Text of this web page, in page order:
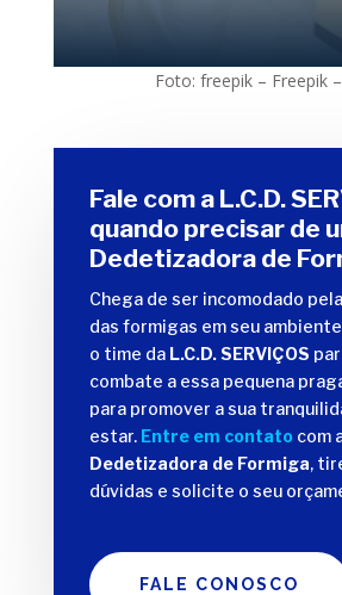
Fale com a L.C.D.
quando precisar de
Dedetizadora de
Chega de ser incomodado
das formigas em seu
o time daL.C.D. SERVIÇOS
combate a essa pequena
para promover a sua
estar.Entre em contato com
Dedetizadora de Formiga,
dúvidas e solicite o seu
FALE CONOSCO
Foto: freepik – Freepik